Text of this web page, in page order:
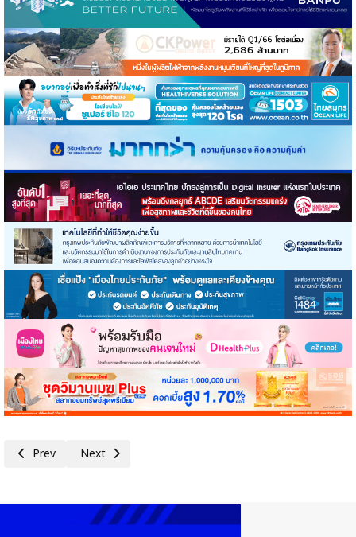
Previous article: คปภ.ร่วมขับเคลื่อนกับ ปปง.เตรียมความพร้อมประเทศรับก
Prev Next article: FWD ประกันชีวิต ร่วมฉลองความสำเร็จตัวแท
Next